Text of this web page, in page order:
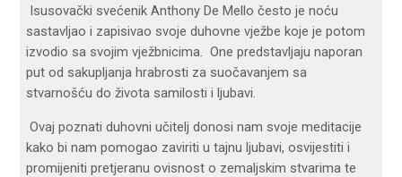
Isusovački svećenik Anthony De Mello često je noću
sastavljao i zapisivao svoje duhovne vježbe koje je potom
izvodio sa svojim vježbnicima. One predstavljaju naporan
put od sakupljanja hrabrosti za suočavanjem sa
stvarnošću do života samilosti i ljubavi.
Ovaj poznati duhovni učitelj donosi nam svoje meditacije
kako bi nam pomogao zaviriti u tajnu ljubavi, osvijestiti i
promijeniti pretjeranu ovisnost o zemaljskim stvarima te